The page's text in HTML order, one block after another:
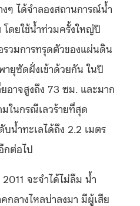
ๆ ได้จำลองสถานการณ์น้ำ
ดยใช้น้ำท่วมครั้งใหญ่ปี
รวมการทรุดตัวของแผ่นดิน
ยุซัดฝั่งเข้าด้วยกัน ในปี
อาจสูงถึง 73 ซม. และมาก
ในกรณีเลวร้ายที่สุด
น้ำทะเลได้ถึง 2.2 เมตร
ต่อไป
จะจำได้ไม่ลืม น้ำ
กลางไหลบ่าลงมา มีผู้เสีย